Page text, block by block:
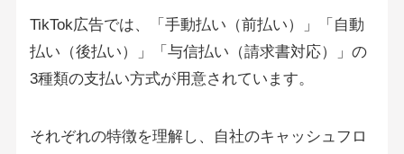
TikTok広告では、「手動払い（前払い）」「自動
払い（後払い）」「与信払い（請求書対応）」の
3種類の支払い方式が用意されています。
それぞれの特徴を理解し、自社のキャッシュフロ